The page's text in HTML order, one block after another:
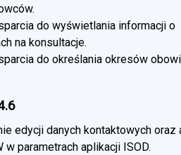
do wyświetlania informacji o
na konsultacje.
do określania okresów
edycji danych kontaktowych oraz
w parametrach aplikacji ISOD.